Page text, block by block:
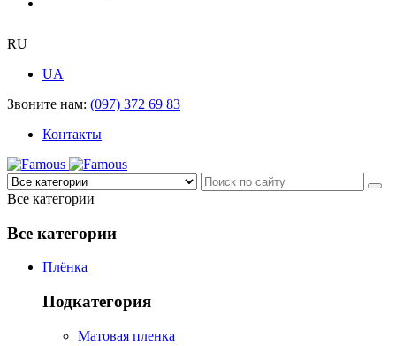
RU
UA
Звоните нам: (097) 372 69 83
Контакты
Все категории
Все категории
Плёнка
Подкатегория
Матовая пленка